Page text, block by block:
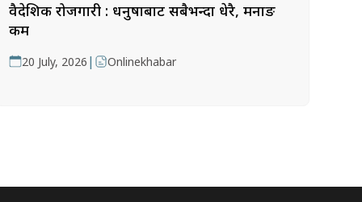
वैदेशिक रोजगारी : धनुषाबाट सबैभन्दा धेरै, मनाङ
कम
20 July, 2026 | Onlinekhabar